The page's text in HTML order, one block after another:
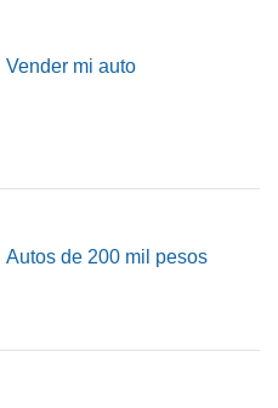
Vender mi auto
Autos de 200 mil pesos